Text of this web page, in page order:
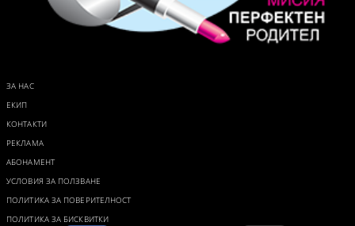
ЗА НАС
ЕКИП
КОНТАКТИ
РЕКЛАМА
АБОНАМЕНТ
УСЛОВИЯ ЗА ПОЛЗВАНЕ
ПОЛИТИКА ЗА ПОВЕРИТЕЛНОСТ
ПОЛИТИКА ЗА БИСКВИТКИ